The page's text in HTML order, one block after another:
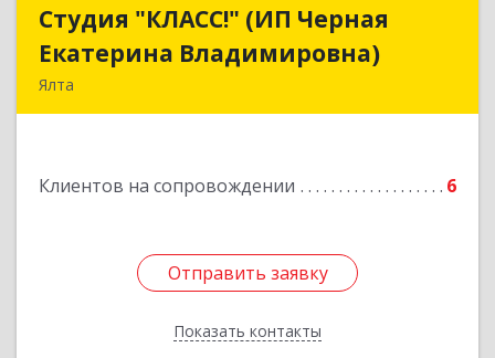
Студия "КЛАСС!" (ИП Черная
Екатерина Владимировна)
Ялта
Клиентов на сопровождении 6
Отправить заявку
Показать контакты
Студия "КЛАСС!" (ИП Черная
Екатерина Владимировна)
Отправить заявку
Назад